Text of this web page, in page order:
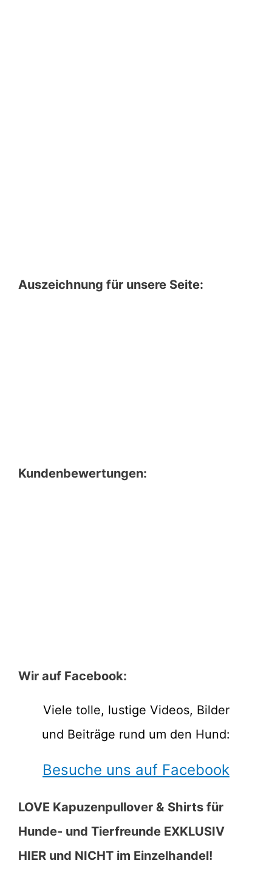
Auszeichnung für unsere Seite:
Kundenbewertungen:
Wir auf Facebook:
Viele tolle, lustige Videos, Bilder
und Beiträge rund um den Hund:
Besuche uns auf Facebook
LOVE Kapuzenpullover & Shirts für
Hunde- und Tierfreunde EXKLUSIV
HIER und NICHT im Einzelhandel!